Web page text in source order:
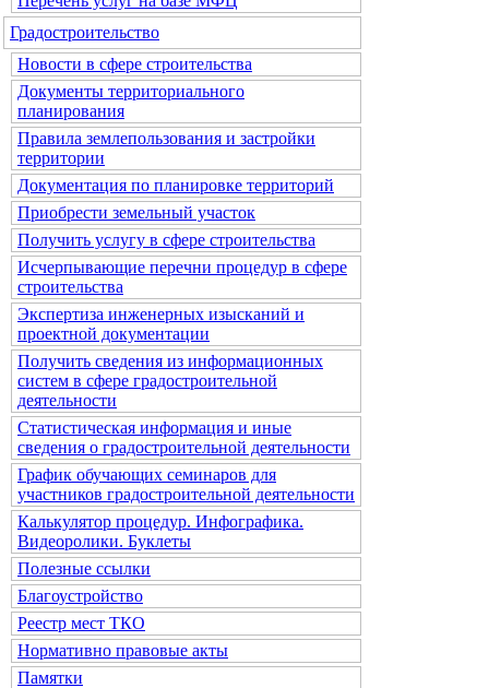
Градостроительство
Новости в сфере строительства
Документы территориального
планирования
Правила землепользования и застройки
территории
Документация по планировке территорий
Приобрести земельный участок
Получить услугу в сфере строительства
Исчерпывающие перечни процедур в сфере
строительства
Экспертиза инженерных изысканий и
проектной документации
Получить сведения из информационных
систем в сфере градостроительной
деятельности
Статистическая информация и иные
сведения о градостроительной деятельности
График обучающих семинаров для
участников градостроительной деятельности
Калькулятор процедур. Инфографика.
Видеоролики. Буклеты
Полезные ссылки
Благоустройство
Реестр мест ТКО
Нормативно правовые акты
Памятки